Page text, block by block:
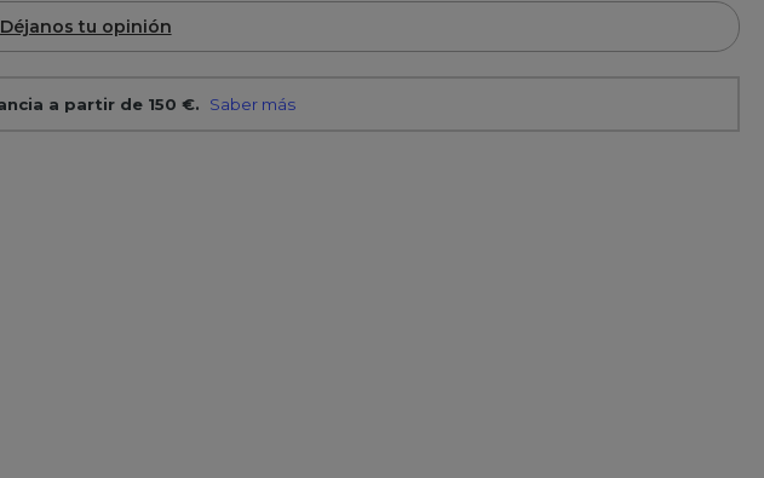
Déjanos tu opinión